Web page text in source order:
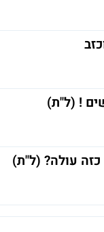
! (ל"ת)
עולה? (ל"ת)